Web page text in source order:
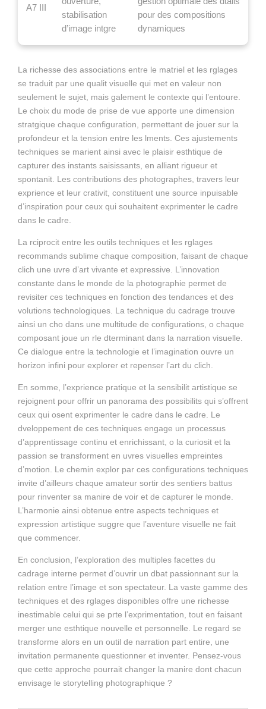
A7 III
stabilisation
d’image intgre
pour des compositions
dynamiques
La richesse des associations entre le matriel et les rglages
se traduit par une qualit visuelle qui met en valeur non
seulement le sujet, mais galement le contexte qui l’entoure.
Le choix du mode de prise de vue apporte une dimension
stratgique chaque configuration, permettant de jouer sur la
profondeur et la tension entre les lments. Ces ajustements
techniques se marient ainsi avec le plaisir esthtique de
capturer des instants saisissants, en alliant rigueur et
spontanit. Les contributions des photographes, travers leur
exprience et leur crativit, constituent une source inpuisable
d’inspiration pour ceux qui souhaitent exprimenter le cadre
dans le cadre.
La rciprocit entre les outils techniques et les rglages
recommands sublime chaque composition, faisant de chaque
clich une uvre d’art vivante et expressive. L’innovation
constante dans le monde de la photographie permet de
revisiter ces techniques en fonction des tendances et des
volutions technologiques. La technique du cadrage trouve
ainsi un cho dans une multitude de configurations, o chaque
composant joue un rle dterminant dans la narration visuelle.
Ce dialogue entre la technologie et l’imagination ouvre un
horizon infini pour explorer et repenser l’art du clich.
En somme, l’exprience pratique et la sensibilit artistique se
rejoignent pour offrir un panorama des possibilits qui s’offrent
ceux qui osent exprimenter le cadre dans le cadre. Le
dveloppement de ces techniques engage un processus
d’apprentissage continu et enrichissant, o la curiosit et la
passion se transforment en uvres visuelles empreintes
d’motion. Le chemin explor par ces configurations techniques
invite d’ailleurs chaque amateur sortir des sentiers battus
pour rinventer sa manire de voir et de capturer le monde.
L’harmonie ainsi obtenue entre aspects techniques et
expression artistique suggre que l’aventure visuelle ne fait
que commencer.
En conclusion, l’exploration des multiples facettes du
cadrage interne permet d’ouvrir un dbat passionnant sur la
relation entre l’image et son spectateur. La vaste gamme des
techniques et des rglages disponibles offre une richesse
inestimable celui qui se prte l’exprimentation, tout en faisant
merger une esthtique nouvelle et personnelle. Le regard se
transforme alors en un outil de narration part entire, une
invitation permanente questionner et inventer. Pensez-vous
que cette approche pourrait changer la manire dont chacun
envisage le storytelling photographique ?